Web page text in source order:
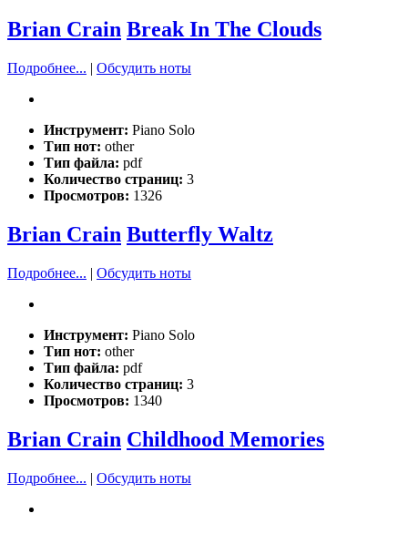
Brian Crain Break In The Clouds
Подробнее... | Обсудить ноты
Инструмент: Piano Solo
Тип нот: other
Тип файла: pdf
Количество страниц: 3
Просмотров: 1326
Brian Crain Butterfly Waltz
Подробнее... | Обсудить ноты
Инструмент: Piano Solo
Тип нот: other
Тип файла: pdf
Количество страниц: 3
Просмотров: 1340
Brian Crain Childhood Memories
Подробнее... | Обсудить ноты